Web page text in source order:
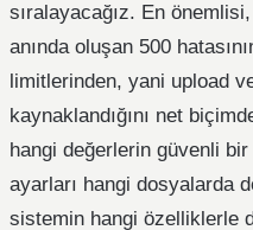
sıralayacağız. En
anında oluşan 500
limitlerinden, yani upload
kaynaklandığını net
hangi değerlerin güvenli bir
ayarları hangi dosyalarda
sistemin hangi özelliklerle